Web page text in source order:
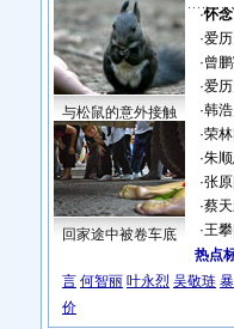
与松鼠的意外接触
回家途中被卷车底
·怀
·爱历
·曾
·爱历
·韩浩
·荣林|
·朱
·张原|
·蔡
·王攀|
热点
言 何智丽 叶永烈 吴敬琏
价